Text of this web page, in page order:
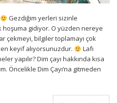
Gezdiğim yerleri sizinle
gidiyor. O yüzden nereye
çekmeyi, bilgiler toplamayı çok
keyif alıyorsunuzdur.
Lafı
yapılır? Dim çayı hakkında kısa
Öncelikle Dim Çayı’na gitmeden